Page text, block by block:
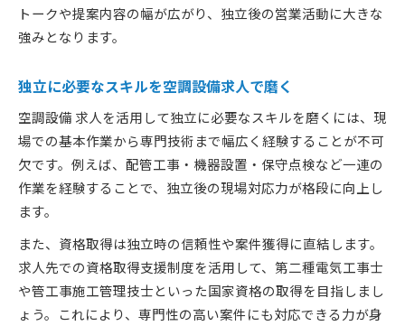
トークや提案内容の幅が広がり、独立後の営業活動に大きな
強みとなります。
独立に必要なスキルを空調設備求人で磨く
空調設備 求人を活用して独立に必要なスキルを磨くには、現
場での基本作業から専門技術まで幅広く経験することが不可
欠です。例えば、配管工事・機器設置・保守点検など一連の
作業を経験することで、独立後の現場対応力が格段に向上し
ます。
また、資格取得は独立時の信頼性や案件獲得に直結します。
求人先での資格取得支援制度を活用して、第二種電気工事士
や管工事施工管理技士といった国家資格の取得を目指しまし
ょう。これにより、専門性の高い案件にも対応できる力が身